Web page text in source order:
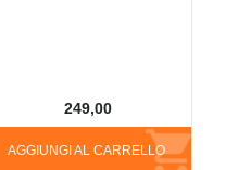
AGGIUNGI AL CARRELLO
249,00